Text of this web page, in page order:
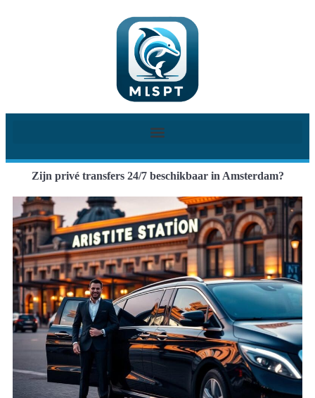
Zijn privé transfers 24/7 beschikbaar in Amsterdam?